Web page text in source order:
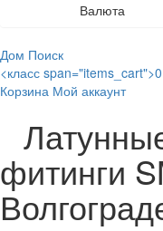
Валюта
Дом Поиск
<класс span="items_cart">0
Корзина Мой аккаунт
фитинги